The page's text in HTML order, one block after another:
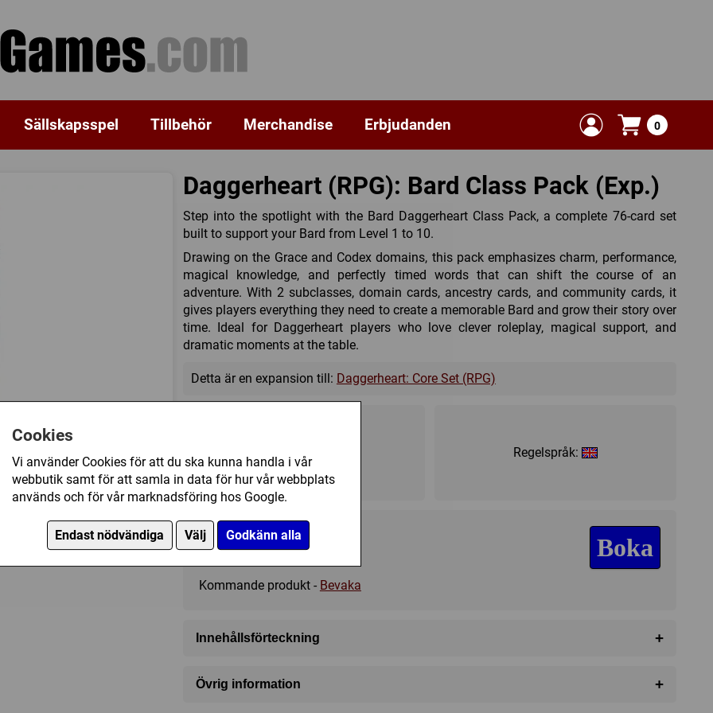
Cookies
Vi använder Cookies för att du ska kunna handla i vår
webbutik samt för att samla in data för hur vår webbplats
används och för vår marknadsföring hos Google.
Endast nödvändiga Välj Godkänn alla
Sällskapsspel Tillbehör Merchandise Erbjudanden 0
Daggerheart (RPG): Bard Class Pack (Exp.)
Step into the spotlight with the Bard Daggerheart Class Pack, a complete 76-card set
built to support your Bard from Level 1 to 10.
Drawing on the Grace and Codex domains, this pack emphasizes charm, performance,
magical knowledge, and perfectly timed words that can shift the course of an
adventure. With 2 subclasses, domain cards, ancestry cards, and community cards, it
gives players everything they need to create a memorable Bard and grow their story over
time. Ideal for Daggerheart players who love clever roleplay, magical support, and
dramatic moments at the table.
Detta är en expansion till: Daggerheart: Core Set (RPG)
? ?
Regelspråk:
259 kr Boka
Kommande produkt - Bevaka
Innehållsförteckning +
Övrig information +